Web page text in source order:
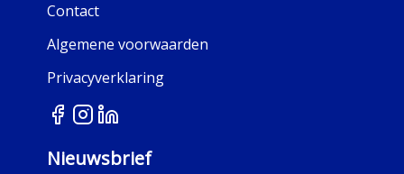
Contact
Algemene voorwaarden
Privacyverklaring
Nieuwsbrief